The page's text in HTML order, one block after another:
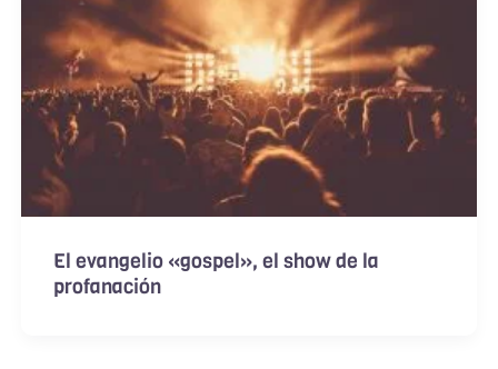
El evangelio «gospel», el show de la
profanación